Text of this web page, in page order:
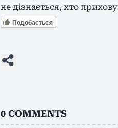
не дізнається, хто
Подобається
0 COMMENTS